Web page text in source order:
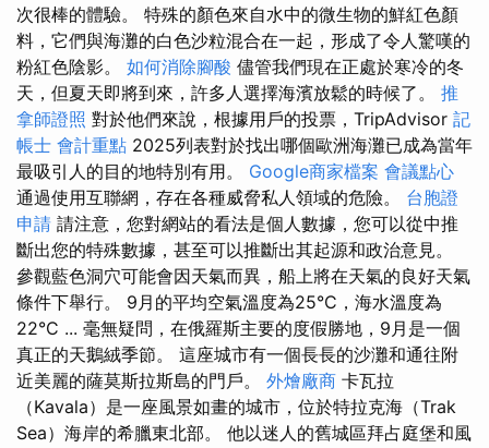
次很棒的體驗。 特殊的顏色來自水中的微生物的鮮紅色顏
料，它們與海灘的白色沙粒混合在一起，形成了令人驚嘆的
粉紅色陰影。 如何消除腳酸 儘管我們現在正處於寒冷的冬
天，但夏天即將到來，許多人選擇海濱放鬆的時候了。 推
拿師證照 對於他們來說，根據用戶的投票，TripAdvisor 記
帳士 會計重點 2025列表對於找出哪個歐洲海灘已成為當年
最吸引人的目的地特別有用。 Google商家檔案 會議點心
通過使用互聯網，存在各種威脅私人領域的危險。 台胞證
申請 請注意，您對網站的看法是個人數據，您可以從中推
斷出您的特殊數據，甚至可以推斷出其起源和政治意見。
參觀藍色洞穴可能會因天氣而異，船上將在天氣的良好天氣
條件下舉行。 9月的平均空氣溫度為25°C，海水溫度為
22°C ... 毫無疑問，在俄羅斯主要的度假勝地，9月是一個
真正的天鵝絨季節。 這座城市有一個長長的沙灘和通往附
近美麗的薩莫斯拉斯島的門戶。 外燴廠商 卡瓦拉
（Kavala）是一座風景如畫的城市，位於特拉克海（Trak
Sea）海岸的希臘東北部。 他以迷人的舊城區拜占庭堡和風